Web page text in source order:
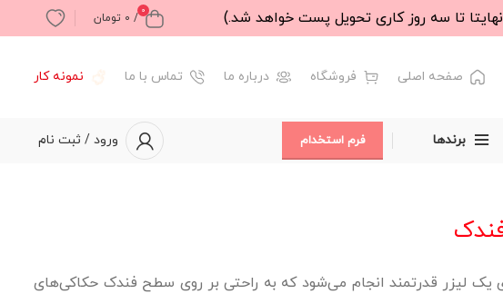
0
/
0 تومان
صفحه اصلی فروشگاه درباره ما تماس با ما نمونه کار
برندها فرم استخدام ورود / ثبت نام
لیزر قدرتمند انجام می‌شود که به راحتی بر روی سطح فندک حکاکی‌های